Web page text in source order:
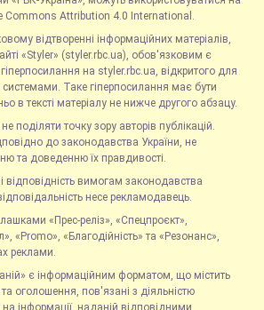
Commons Attribution 4.0 International.
відтворенні інформаційних матеріалів,
«Styler» (styler.rbc.ua), обов'язковим є
на styler.rbc.ua, відкритого для
системами. Таке гіперпосилання має бути
в тексті матеріалу не нижче другого абзацу.
поділяти точку зору авторів публікацій.
до законодавства України, не
та доведенню їх правдивості.
і відповідність вимогам законодавства
несе рекламодавець.
«Прес-реліз», «Спецпроєкт»,
«Promo», «Благодійність» та «Резонанс»,
реклами.
є інформаційним форматом, що містить
оголошення, пов'язані з діяльністю